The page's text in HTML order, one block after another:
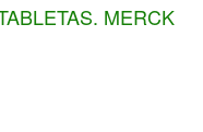
MERCK